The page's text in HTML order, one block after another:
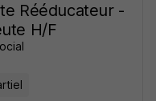
Rééducateur -
H/F